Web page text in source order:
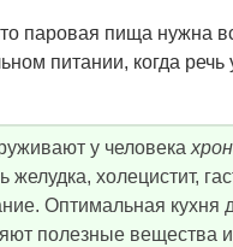
паровая пища нужна
питании, когда
у человека
желудка, холецистит,
Оптимальная
полезные вещества